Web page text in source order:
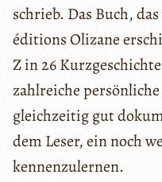
schrieb. Das Buch,
éditions Olizane
Z in 26
zahlreiche
gleichzeitig gut
dem Leser, ein noch
kennenzulernen.